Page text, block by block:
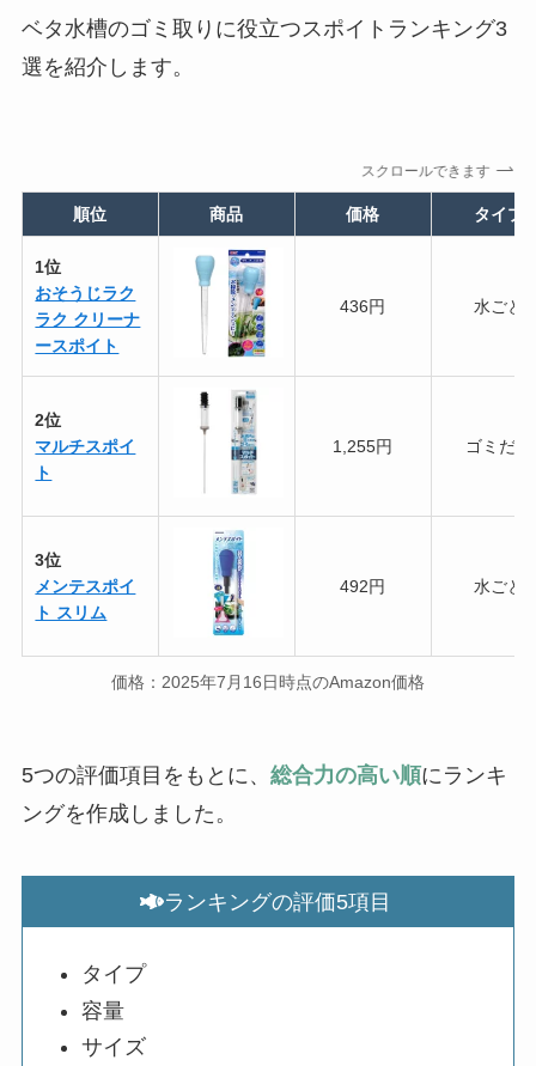
ベタ水槽のゴミ取りに役立つスポイトランキング3
選を紹介します。
スクロールできます
順位 商品 価格 タイプ
1位
おそうじラク
ラク クリーナ
ースポイト
436円 水ごと
2位
マルチスポイ
ト
1,255円 ゴミだけ
3位
メンテスポイ
ト スリム
492円 水ごと
価格：2025年7月16日時点のAmazon価格
5つの評価項目をもとに、 総合力の高い順にランキ
ングを作成しました。
ランキングの評価5項目
タイプ
容量
サイズ